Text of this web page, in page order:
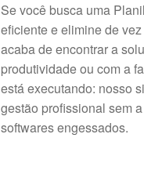
Se você busca uma
eficiente e elimine de
acaba de encontrar a
produtividade ou com a
está executando: nosso
gestão profissional sem
softwares engessados.